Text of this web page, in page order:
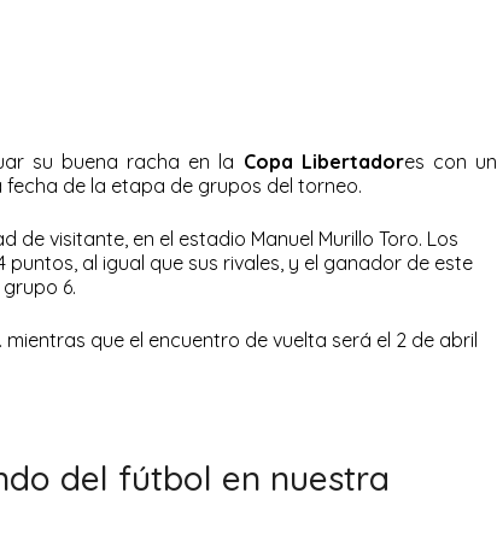
su buena racha en la Copa Libertadores con un
fecha de la etapa de grupos del torneo.
de visitante, en el estadio Manuel Murillo Toro. Los
al igual que sus rivales, y el ganador de este
6.
mientras que el encuentro de vuelta será el 2 de abril
del fútbol en nuestra